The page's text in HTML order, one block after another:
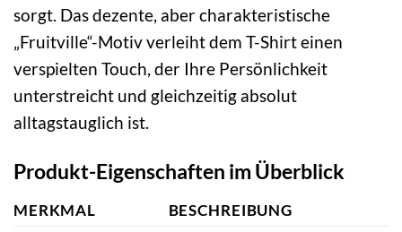
sorgt. Das dezente, aber charakteristische
„Fruitville“-Motiv verleiht dem T-Shirt einen
verspielten Touch, der Ihre Persönlichkeit
unterstreicht und gleichzeitig absolut
alltagstauglich ist.
Produkt-Eigenschaften im Überblick
MERKMAL BESCHREIBUNG